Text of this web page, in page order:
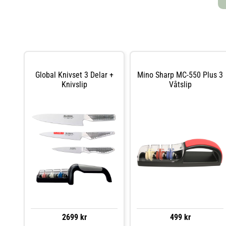
Global Knivset 3 Delar +
Knivslip
2699 kr
Mino Sharp MC-550 Plus 3
Våtslip
499 kr